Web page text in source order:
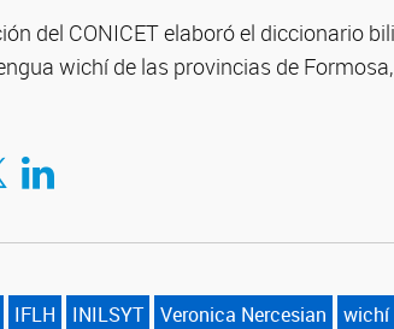
del CONICET elaboró el diccionario
wichí de las provincias de
Facebook
en Twitter
Compartir en LinkedIn
IFLH INILSYT Veronica Nercesian wichí